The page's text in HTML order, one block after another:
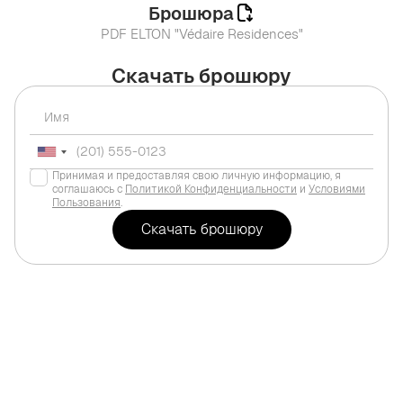
Скачать брошюру
Принимая и предоставляя свою личную информацию, я
соглашаюсь с Политикой Конфиденциальности и Условиями
Пользования.
Брошюра
PDF ELTON "Védaire Residences"